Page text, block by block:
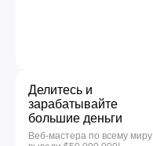
Делитесь и
зарабатывайте
большие деньги
Веб-мастера по всему миру